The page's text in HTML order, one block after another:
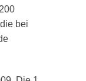
bei